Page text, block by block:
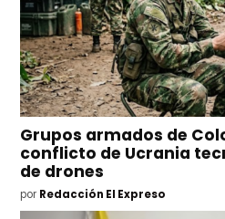
Grupos armados de
conflicto de Ucrania
de drones
por Redacción El Expreso